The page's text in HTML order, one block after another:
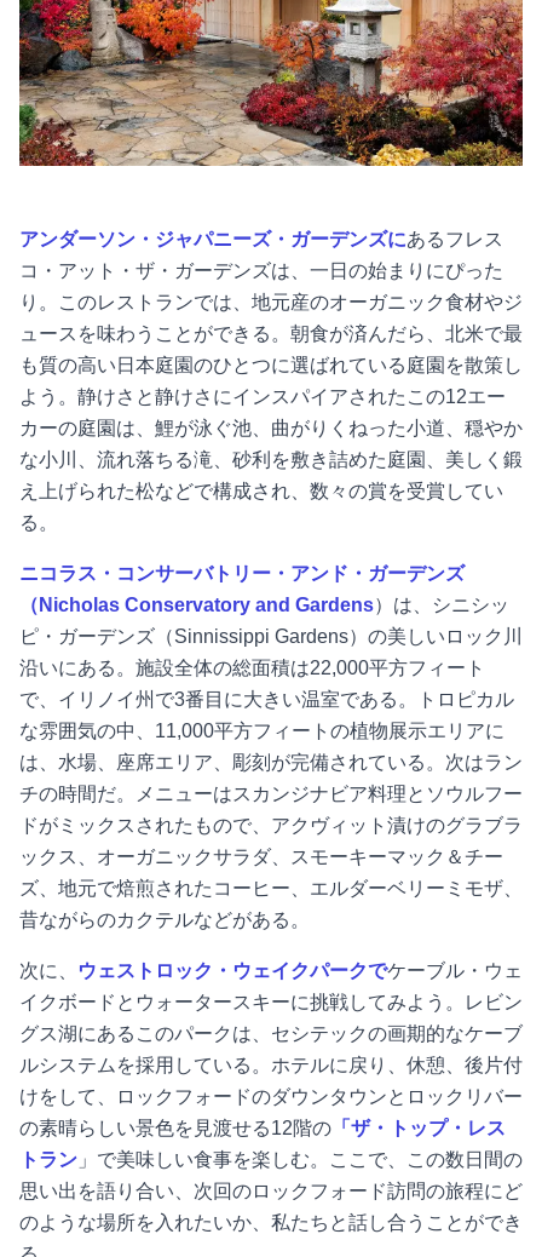
アンダーソン・ジャパニーズ・ガーデンズにあるフレス
コ・アット・ザ・ガーデンズは、一日の始まりにぴった
り。このレストランでは、地元産のオーガニック食材やジ
ュースを味わうことができる。朝食が済んだら、北米で最
も質の高い日本庭園のひとつに選ばれている庭園を散策し
よう。静けさと静けさにインスパイアされたこの12エー
カーの庭園は、鯉が泳ぐ池、曲がりくねった小道、穏やか
な小川、流れ落ちる滝、砂利を敷き詰めた庭園、美しく鍛
え上げられた松などで構成され、数々の賞を受賞してい
る。
ニコラス・コンサーバトリー・アンド・ガーデンズ
（Nicholas Conservatory and Gardens）は、シニシッ
ピ・ガーデンズ（Sinnissippi Gardens）の美しいロック川
沿いにある。施設全体の総面積は22,000平方フィート
で、イリノイ州で3番目に大きい温室である。トロピカル
な雰囲気の中、11,000平方フィートの植物展示エリアに
は、水場、座席エリア、彫刻が完備されている。次はラン
チの時間だ。メニューはスカンジナビア料理とソウルフー
ドがミックスされたもので、アクヴィット漬けのグラブラ
ックス、オーガニックサラダ、スモーキーマック＆チー
ズ、地元で焙煎されたコーヒー、エルダーベリーミモザ、
昔ながらのカクテルなどがある。
次に、 ウェストロック・ウェイクパークでケーブル・ウェ
イクボードとウォータースキーに挑戦してみよう。レビン
グス湖にあるこのパークは、セシテックの画期的なケーブ
ルシステムを採用している。ホテルに戻り、休憩、後片付
けをして、ロックフォードのダウンタウンとロックリバー
の素晴らしい景色を見渡せる12階の 「ザ・トップ・レス
トラン 」で美味しい食事を楽しむ。ここで、この数日間の
思い出を語り合い、次回のロックフォード訪問の旅程にど
のような場所を入れたいか、私たちと話し合うことができ